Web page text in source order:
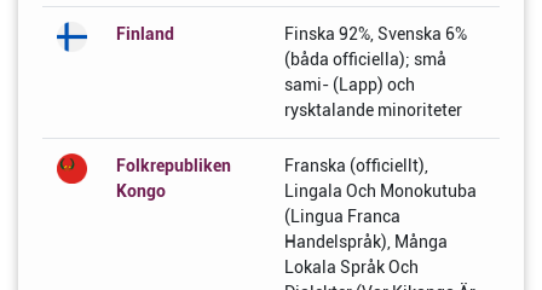
Finland
Finska 92%, Svenska 6%
(båda officiella); små
sami- (Lapp) och
rysktalande minoriteter
Folkrepubliken
Kongo
Franska (officiellt),
Lingala Och Monokutuba
(Lingua Franca
Handelspråk), Många
Lokala Språk Och